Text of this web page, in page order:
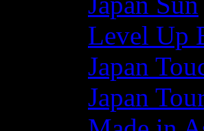
Level Up
Japan
Japan